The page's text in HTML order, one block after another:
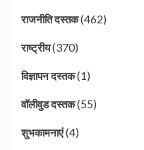
राजनीति दस्तक(462)
राष्ट्रीय(370)
विज्ञापन दस्तक(1)
वॉलीवुड दस्तक(55)
शुभकामनाएं(4)